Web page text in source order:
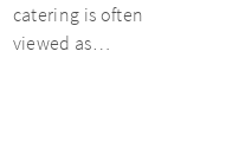
catering is often
viewed as…